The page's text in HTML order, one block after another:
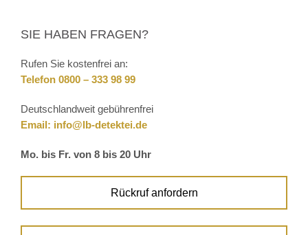
SIE HABEN FRAGEN?
Rufen Sie kostenfrei an:
Telefon 0800 – 333 98 99
Deutschlandweit gebührenfrei
Email: info@lb-detektei.de
Mo. bis Fr. von 8 bis 20 Uhr
Rückruf anfordern